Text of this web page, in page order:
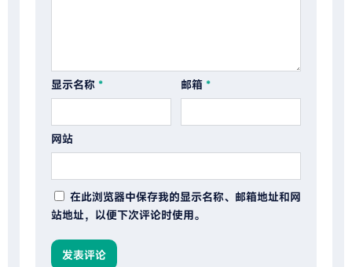
显示名称 * 邮箱 *
网站
在此浏览器中保存我的显示名称、邮箱地址和网
站地址，以便下次评论时使用。